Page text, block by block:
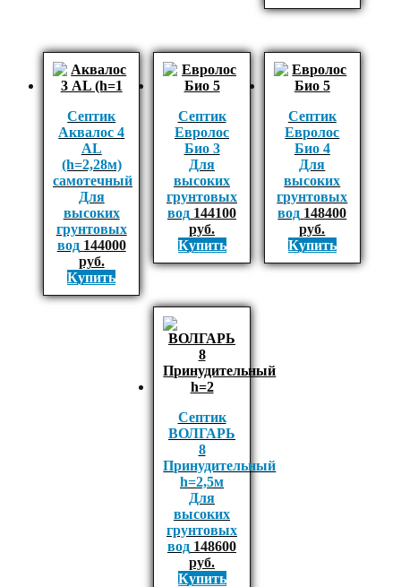
Септик
Аквалос 4
AL
(h=2,28м)
самотечный
Для
высоких
грунтовых
вод 144000
руб.
Купить
Септик
Евролос
Био 3
Для
высоких
грунтовых
вод 144100
руб.
Купить
Септик
Евролос
Био 4
Для
высоких
грунтовых
вод 148400
руб.
Купить
Септик
ВОЛГАРЬ
8
Принудительный
h=2,5м
Для
высоких
грунтовых
вод 148600
руб.
Купить